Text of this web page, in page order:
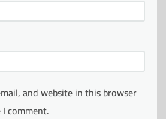
and website in this browser
comment.